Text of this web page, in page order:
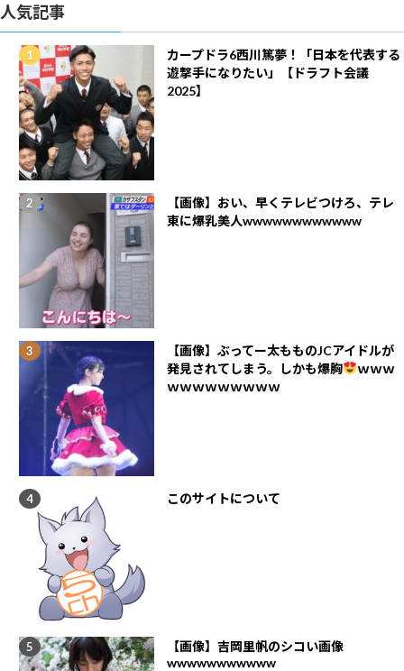
人気記事
カープドラ6西川篤夢！「日本を代表する
遊撃手になりたい」【ドラフト会議
2025】
【画像】おい、早くテレビつけろ、テレ
東に爆乳美人wwwwwwwwwwww
【画像】ぶってー太もものJCアイドルが
発見されてしまう。しかも爆胸
ｗｗｗ
ｗｗｗｗｗｗｗｗｗ
このサイトについて
【画像】吉岡里帆のシコい画像
wwwwwwwwwww